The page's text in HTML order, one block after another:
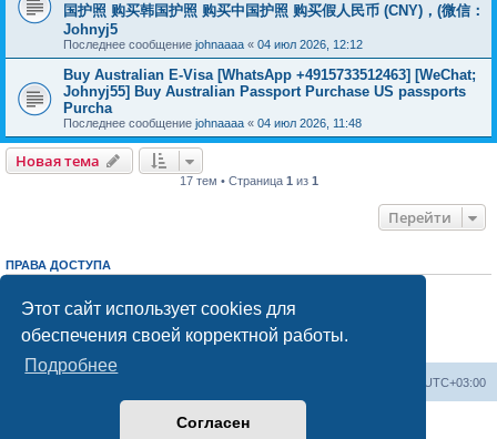
Этот сайт использует cookies для
обеспечения своей корректной работы.
Подробнее
Согласен
国护照 购买韩国护照 购买中国护照 购买假人民币 (CNY)，(微信：
Johnyj5
Последнее сообщение johnaaaa « 04 июл 2026, 12:12
Buy Australian E-Visa [WhatsApp +4915733512463] [WeChat;
Johnyj55] Buy Australian Passport Purchase US passports
Purcha
Последнее сообщение johnaaaa « 04 июл 2026, 11:48
Новая тема
17 тем • Страница 1 из 1
Перейти
ПРАВА ДОСТУПА
Выне можетеотвечать на сообщения
Выне можетередактировать свои сообщения
Выне можетеудалять свои сообщения
добавлять вложения
UTC+03:00
Создано на основеphpBB® Forum Software © phpBB Limited